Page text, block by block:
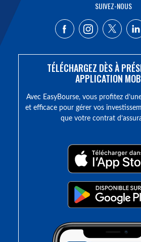
SUIVEZ-NOUS
TÉLÉCHARGEZ DÈS À
APPLICATION
Avec EasyBourse, vous profitez
et efficace pour gérer vos
que votre contrat